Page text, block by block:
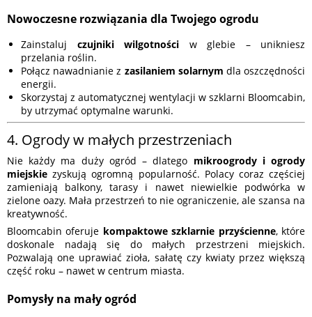
Nowoczesne rozwiązania dla Twojego ogrodu
Zainstaluj czujniki wilgotności w glebie – unikniesz
przelania roślin.
Połącz nawadnianie z zasilaniem solarnym dla oszczędności
energii.
Skorzystaj z automatycznej wentylacji w szklarni Bloomcabin,
by utrzymać optymalne warunki.
4. Ogrody w małych przestrzeniach
Nie każdy ma duży ogród – dlatego mikroogrody i ogrody
miejskie zyskują ogromną popularność. Polacy coraz częściej
zamieniają balkony, tarasy i nawet niewielkie podwórka w
zielone oazy. Mała przestrzeń to nie ograniczenie, ale szansa na
kreatywność.
Bloomcabin oferuje kompaktowe szklarnie przyścienne, które
doskonale nadają się do małych przestrzeni miejskich.
Pozwalają one uprawiać zioła, sałatę czy kwiaty przez większą
część roku – nawet w centrum miasta.
Pomysły na mały ogród